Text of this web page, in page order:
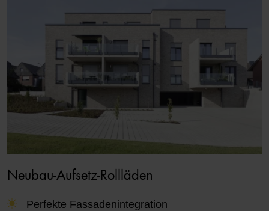
Neubau-Aufsetz-Rollläden
Perfekte Fassadenintegration